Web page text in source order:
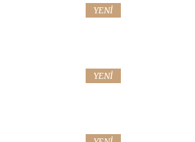
YENİ
YENİ